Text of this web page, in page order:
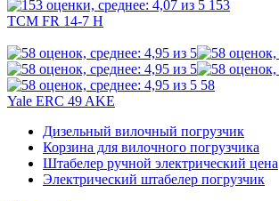
153
TCM FR 14-7 H
58
Yale ERC 49 AKE
Дизельный вилочный погрузчик
Корзина для вилочного погрузчика
Штабелер ручной электрический цена
Электрический штабелер погрузчик